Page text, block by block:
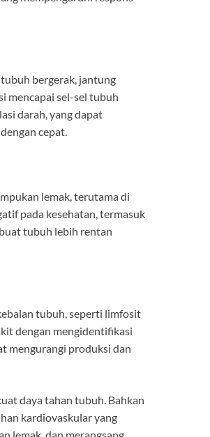
bergerak, jantung
mencapai sel-sel tubuh
darah, yang dapat
cepat.
lemak, terutama di
pada kesehatan, termasuk
tubuh lebih rentan
tubuh, seperti limfosit
dengan mengidentifikasi
mengurangi produksi dan
daya tahan tubuh. Bahkan
kardiovaskular yang